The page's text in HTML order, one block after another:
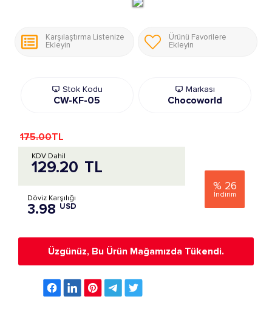
Karşılaştırma Listenize
Ekleyin
Ürünü Favorilere
Ekleyin
Stok Kodu
CW-KF-05
Markası
Chocoworld
% 26
İndirim
175.00TL
129.20 TL
KDV Dahil
Döviz Karşılığı
3.98 USD
Üzgünüz, Bu Ürün Mağamızda Tükendi.